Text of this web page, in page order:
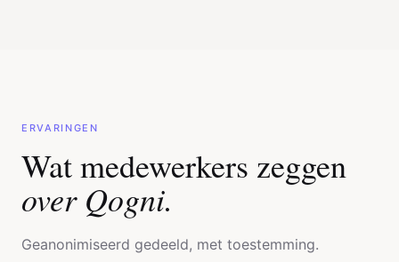
ERVARINGEN
Wat medewerkers zeggen
over Qogni.
Geanonimiseerd gedeeld, met toestemming.